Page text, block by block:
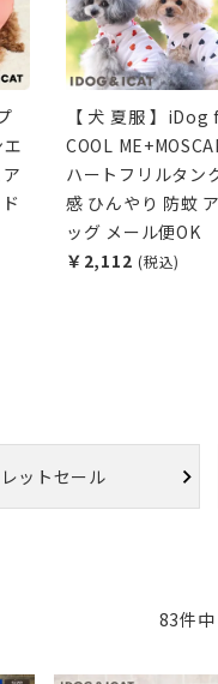
【 犬 夏服 】
COOL
ハートフリルタン
感 ひんやり 防蚊
ッグ メール便OK
￥2,112 (税込)
ットセール
83件中